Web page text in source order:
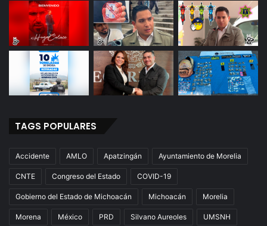
TAGS POPULARES
Accidente AMLO Apatzingán Ayuntamiento de Morelia
CNTE Congreso del Estado COVID-19
Gobierno del Estado de Michoacán Michoacán Morelia
Morena México PRD Silvano Aureoles UMSNH